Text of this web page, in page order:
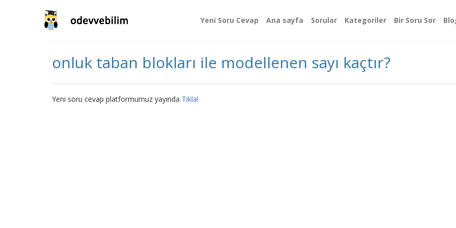
Yeni Soru Cevap Ana sayfa Sorular Kategoriler Bir Soru Sor
onluk taban blokları ile modellenen sayı kaçtır?
Yeni soru cevap platformumuz yayında Tıkla!